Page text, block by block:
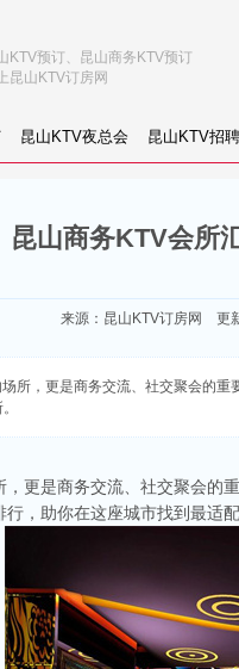
昆山KTV夜总会 昆山KTV招聘
KTV预订、昆山商务KTV预订
昆山KTV订房网
昆山商务KTV会所
来源： 昆山KTV订房网 更
所，更是商务交流、社交聚会的
更是商务交流、社交聚会的
，助你在这座城市找到最适